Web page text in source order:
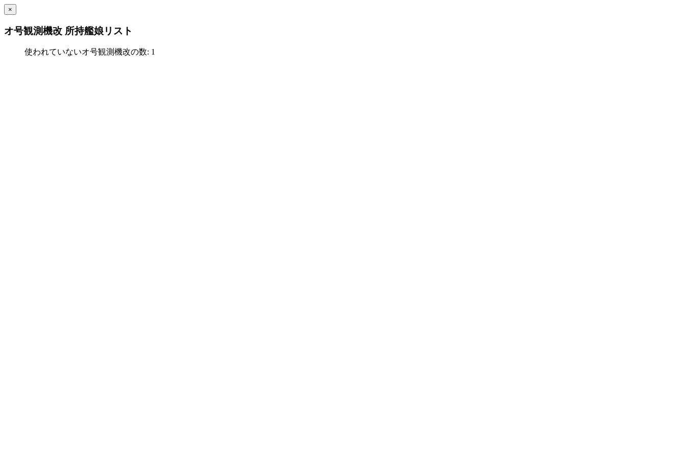
×
オ号観測機改 所持艦娘リスト
使われていないオ号観測機改の数: 1